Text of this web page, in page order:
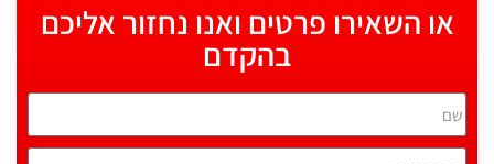
או השאירו פרטים ואנו נחזור אליכם
בהקדם